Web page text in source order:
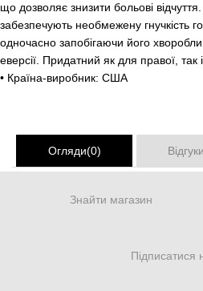
що дозволяє знизити больові
забезпечують необмежену гнучкість
одночасно запобігаючи його
еверсії. Придатний як для правої, так і
• Країна-виробник: США
Огляди(0)
Знайти магазин
Підписатися